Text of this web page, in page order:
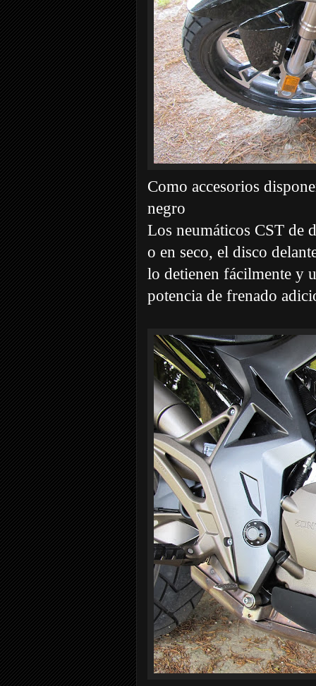
Como accesorios
negro
Los neumáticos CST de
o en seco, el disco
lo detienen fácilmente y
potencia de frenado